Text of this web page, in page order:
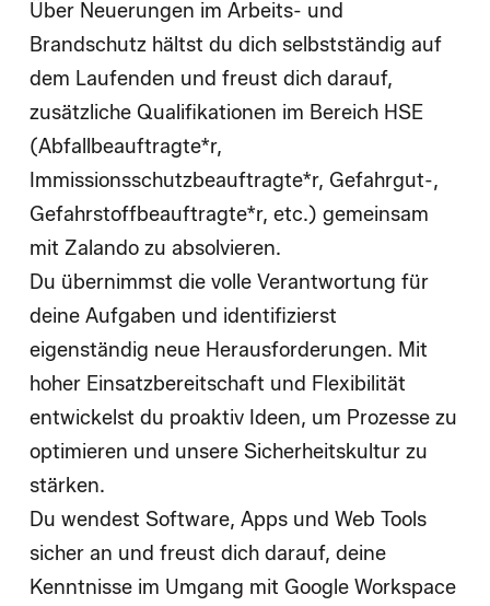
Über Neuerungen im Arbeits- und
Brandschutz hältst du dich selbstständig auf
dem Laufenden und freust dich darauf,
zusätzliche Qualifikationen im Bereich HSE
(Abfallbeauftragte*r,
Immissionsschutzbeauftragte*r, Gefahrgut-,
Gefahrstoffbeauftragte*r, etc.) gemeinsam
mit Zalando zu absolvieren.
Du übernimmst die volle Verantwortung für
deine Aufgaben und identifizierst
eigenständig neue Herausforderungen. Mit
hoher Einsatzbereitschaft und Flexibilität
entwickelst du proaktiv Ideen, um Prozesse zu
optimieren und unsere Sicherheitskultur zu
stärken.
Du wendest Software, Apps und Web Tools
sicher an und freust dich darauf, deine
Kenntnisse im Umgang mit Google Workspace